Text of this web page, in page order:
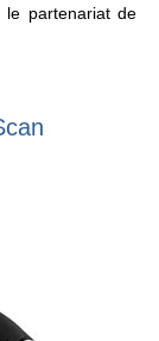
le partenariat de